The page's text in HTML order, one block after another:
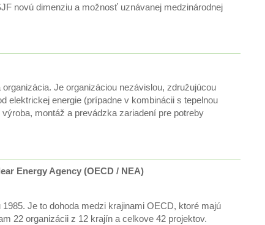
novú dimenziu a možnosť uznávanej medzinárodnej
Je organizáciou nezávislou, združujúcou
elektrickej energie (prípadne v kombinácii s tepelnou
montáž a prevádzka zariadení pre potreby
Energy Agency (OECD / NEA)
Je to dohoda medzi krajinami OECD, ktoré majú
22 organizácii z 12 krajín a celkove 42 projektov.